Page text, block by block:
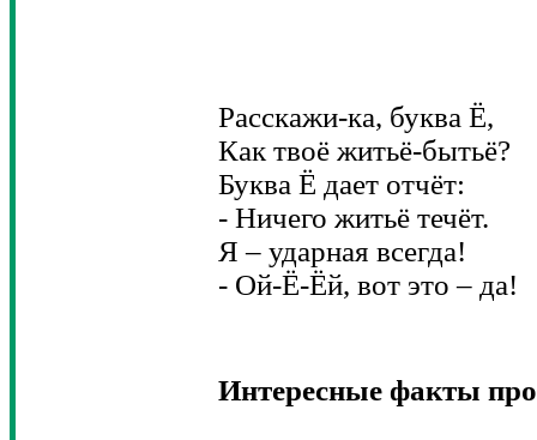
Расскажи-ка, буква Ё,
Как твоё житьё-бытьё?
Буква Ё дает отчёт:
- Ничего житьё течёт.
Я – ударная всегда!
- Ой-Ё-Ёй, вот это – да!
Интересные факты